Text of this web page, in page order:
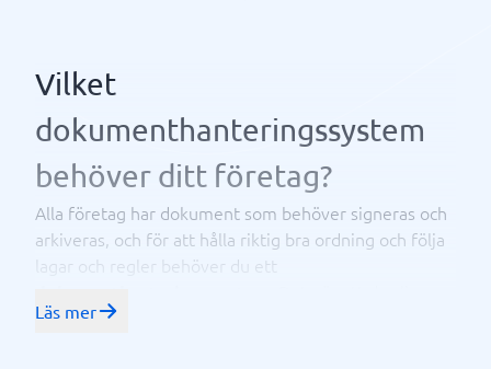
Vilket
dokumenthanteringssystem
behöver ditt företag?
Alla företag har dokument som behöver signeras och
arkiveras, och för att hålla riktig bra ordning och följa
lagar och regler behöver du ett
förhålla dig till pärmar och travar med papper – och
Läs mer